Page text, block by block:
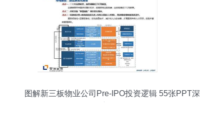
图解新三板物业公司Pre-IPO投资逻辑 55张PPT深